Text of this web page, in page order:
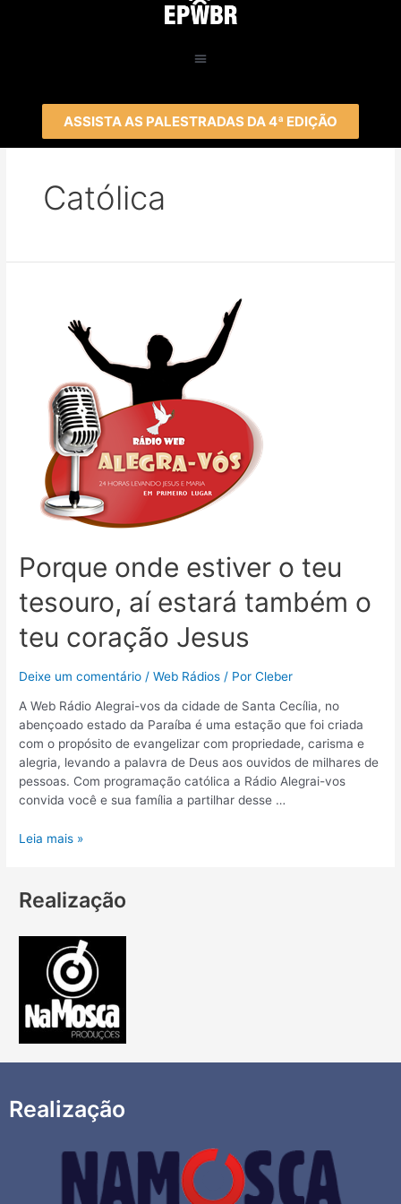
ASSISTA AS PALESTRADAS DA 4ª EDIÇÃO
Católica
Porque onde estiver o teu
tesouro, aí estará também o
teu coração Jesus
Deixe um comentário /Web Rádios / PorCleber
A Web Rádio Alegrai-vos da cidade de Santa Cecília, no
abençoado estado da Paraíba é uma estação que foi criada
com o propósito de evangelizar com propriedade, carisma e
alegria, levando a palavra de Deus aos ouvidos de milhares de
pessoas. Com programação católica a Rádio Alegrai-vos
convida você e sua família a partilhar desse …
Leia mais »
Realização
Realização